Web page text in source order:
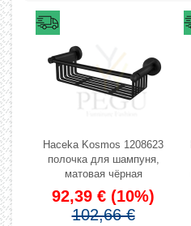
Haceka Kosmos 1208623
полочка для шампуня,
матовая чёрная
92,39 € (10%)
102,66 €